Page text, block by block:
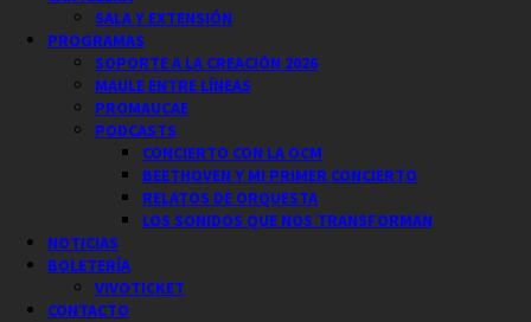
SALA Y EXTENSIÓN
PROGRAMAS
SOPORTE A LA CREACIÓN 2026
MAULE ENTRE LÍNEAS
PROMAUCAE
PODCASTS
CONCIERTO CON LA OCM
BEETHOVEN Y MI PRIMER CONCIERTO
RELATOS DE ORQUESTA
LOS SONIDOS QUE NOS TRANSFORMAN
NOTICIAS
BOLETERÍA
VIVOTICKET
CONTACTO